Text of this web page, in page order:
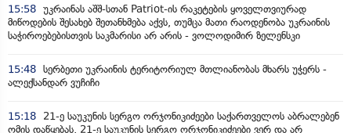
15:58 უკრაინას აშშ-სთან Patriot-ის რაკეტების ყოველთვიურად
მიწოდების შესახებ შეთანხმება აქვს, თუმცა მათი რაოდენობა უკრაინის
საჭიროებებისთვის საკმარისი არ არის - ვოლოდიმირ ზელენსკი
15:48 სერბეთი უკრაინის ტერიტორიულ მთლიანობას მხარს უჭერს -
ალექსანდარ ვუჩიჩი
15:18
21-ე საუკუნის სერგო ორჯონიკიძეები საქართველოს აბრალებენ
ომის დაწყებას, 21-ე საუკუნის სერგო ორჯონიკიძეები ვერ და არ